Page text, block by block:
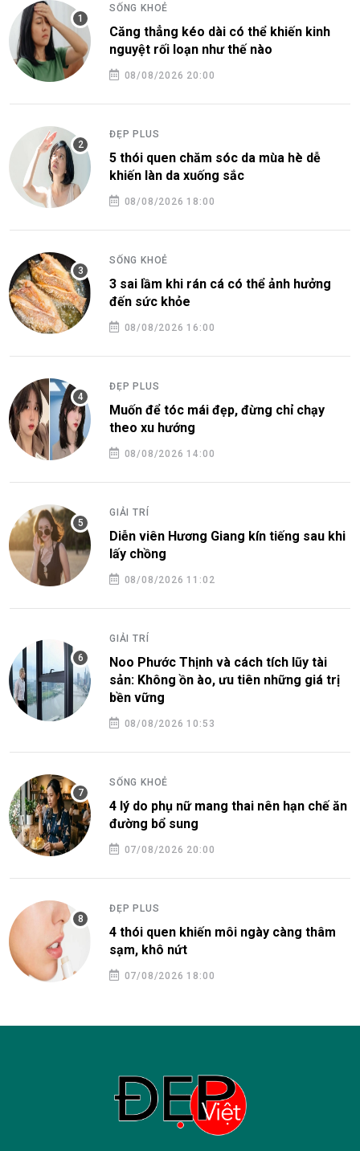
SỐNG KHOẺ
Căng thẳng kéo dài có thể khiến kinh
nguyệt rối loạn như thế nào
08/08/2026 20:00
ĐẸP PLUS
5 thói quen chăm sóc da mùa hè dễ
khiến làn da xuống sắc
08/08/2026 18:00
SỐNG KHOẺ
3 sai lầm khi rán cá có thể ảnh hưởng
đến sức khỏe
08/08/2026 16:00
ĐẸP PLUS
Muốn để tóc mái đẹp, đừng chỉ chạy
theo xu hướng
08/08/2026 14:00
GIẢI TRÍ
Diễn viên Hương Giang kín tiếng sau khi
lấy chồng
08/08/2026 11:02
GIẢI TRÍ
Noo Phước Thịnh và cách tích lũy tài
sản: Không ồn ào, ưu tiên những giá trị
bền vững
08/08/2026 10:53
SỐNG KHOẺ
4 lý do phụ nữ mang thai nên hạn chế ăn
đường bổ sung
07/08/2026 20:00
ĐẸP PLUS
4 thói quen khiến môi ngày càng thâm
sạm, khô nứt
07/08/2026 18:00